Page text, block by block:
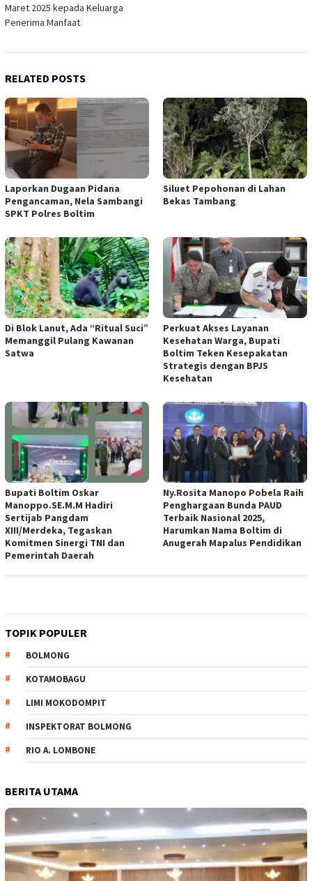
Maret 2025 kepada Keluarga
Penerima Manfaat
RELATED POSTS
Laporkan Dugaan Pidana
Pengancaman, Nela Sambangi
SPKT Polres Boltim
Siluet Pepohonan di Lahan
Bekas Tambang
Di Blok Lanut, Ada “Ritual Suci”
Memanggil Pulang Kawanan
Satwa
Perkuat Akses Layanan
Kesehatan Warga, Bupati
Boltim Teken Kesepakatan
Strategis dengan BPJS
Kesehatan
Bupati Boltim Oskar
Manoppo.SE.M.M Hadiri
Sertijab Pangdam
XIII/Merdeka, Tegaskan
Komitmen Sinergi TNI dan
Pemerintah Daerah
Ny.Rosita Manopo Pobela Raih
Penghargaan Bunda PAUD
Terbaik Nasional 2025,
Harumkan Nama Boltim di
Anugerah Mapalus Pendidikan
TOPIK POPULER
BOLMONG
KOTAMOBAGU
LIMI MOKODOMPIT
INSPEKTORAT BOLMONG
RIO A. LOMBONE
BERITA UTAMA